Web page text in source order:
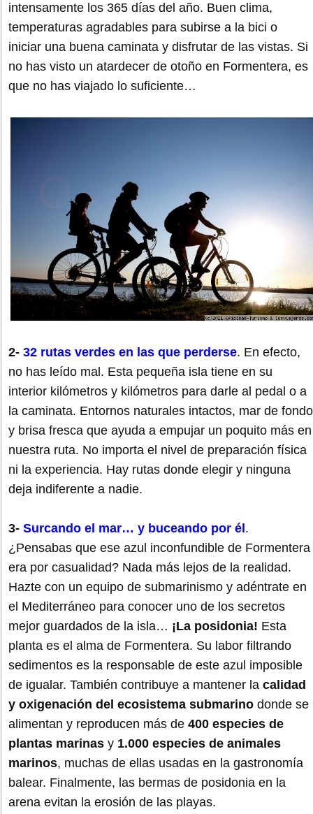
intensamente los 365 días del año. Buen clima,
temperaturas agradables para subirse a la bici o
iniciar una buena caminata y disfrutar de las vistas. Si
no has visto un atardecer de otoño en Formentera, es
que no has viajado lo suficiente…
2- 32 rutas verdes en las que perderse. En efecto,
no has leído mal. Esta pequeña isla tiene en su
interior kilómetros y kilómetros para darle al pedal o a
la caminata. Entornos naturales intactos, mar de fondo
y brisa fresca que ayuda a empujar un poquito más en
nuestra ruta. No importa el nivel de preparación física
ni la experiencia. Hay rutas donde elegir y ninguna
deja indiferente a nadie.
3- Surcando el mar… y buceando por él .
¿Pensabas que ese azul inconfundible de Formentera
era por casualidad? Nada más lejos de la realidad.
Hazte con un equipo de submarinismo y adéntrate en
el Mediterráneo para conocer uno de los secretos
mejor guardados de la isla… ¡La posidonia! Esta
planta es el alma de Formentera. Su labor filtrando
sedimentos es la responsable de este azul imposible
de igualar. También contribuye a mantener la calidad
y oxigenación del ecosistema submarino donde se
alimentan y reproducen más de 400 especies de
plantas marinas y 1.000 especies de animales
marinos, muchas de ellas usadas en la gastronomía
balear. Finalmente, las bermas de posidonia en la
arena evitan la erosión de las playas.